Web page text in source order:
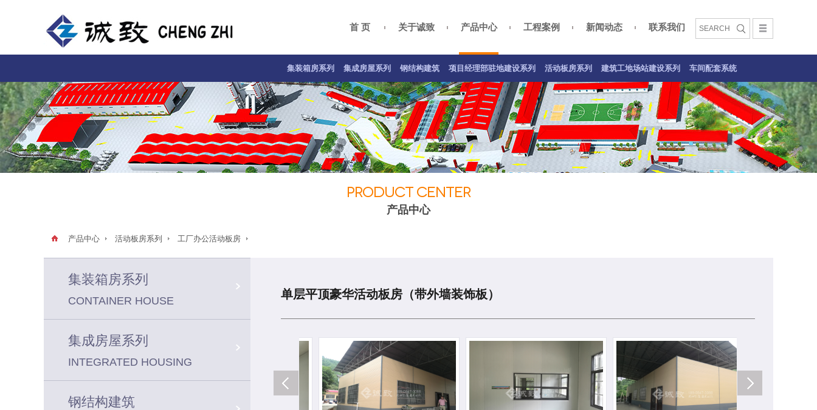
首 页 关于诚致 产品中心 工程案例 新闻动态 联系我们
集装箱房系列 集成房屋系列 钢结构建筑 项目经理部驻地建设系列 活动板房系列 建筑工地场站建设系列 车间配套系统
车间配套系统案例
PRODUCT CENTER
产品中心
产品中心 活动板房系列 工厂办公活动板房
集装箱房系列
CONTAINER HOUSE
集成房屋系列
INTEGRATED HOUSING
钢结构建筑
单层平顶豪华活动板房（带外墙装饰板）